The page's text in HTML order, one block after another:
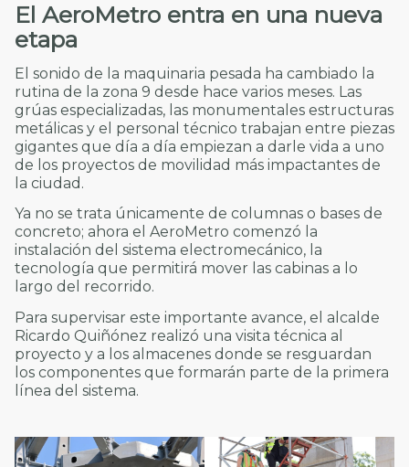
El AeroMetro entra en una nueva
etapa
El sonido de la maquinaria pesada ha cambiado la
rutina de la zona 9 desde hace varios meses. Las
grúas especializadas, las monumentales estructuras
metálicas y el personal técnico trabajan entre piezas
gigantes que día a día empiezan a darle vida a uno
de los proyectos de movilidad más impactantes de
la ciudad.
Ya no se trata únicamente de columnas o bases de
concreto; ahora el AeroMetro comenzó la
instalación del sistema electromecánico, la
tecnología que permitirá mover las cabinas a lo
largo del recorrido.
Para supervisar este importante avance, el alcalde
Ricardo Quiñónez realizó una visita técnica al
proyecto y a los almacenes donde se resguardan
los componentes que formarán parte de la primera
línea del sistema.